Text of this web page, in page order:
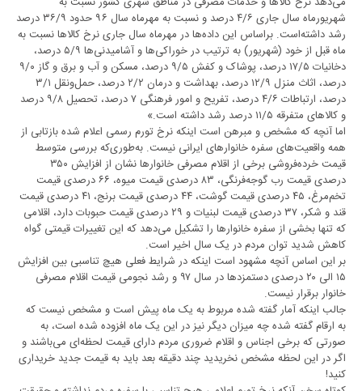
شهریورماه سال جاری ۴/۶ درصد و نسبت به مهرماه سال ۹۶ حدود ۳۶/۹ درصد
رشد داشته‌است. براساس این داده‌ها در مهرماه سال جاری نرخ کالاها نسبت به
ماه قبل از خود (شهریور) به ترتیب در خوراکی‌ها و آشامیدنی‌ها ۵/۹ درصد،
دخانیات ۱۷/۵ درصد، پوشاک و کفش ۹/۵ درصد، مسکن و آب و برق و گاز ۹/۰
درصد، اثاث منزل ۱۲/۹ درصد، بهداشت و درمان ۲/۲ درصد، حمل‌ونقل ۳/۱
درصد، ارتباطات ۴/۶ درصد، تفریح و امور فرهنگی ۷ درصد، تحصیل ۹/۸ درصد
و کالاهای متفرقه ۱۱/۵ درصد رشد داشته ‌است.»
اما آنچه که مشخص و مبرهن است اینکه نرخ تورم رسمی اعلام شده بازتابی از
همه واقعیت‌های سفره خانوارهای ایرانی نیست. به‌طوری‌که بررسی متوسط
قیمت خرده‌فروشی برخی از اقلام مصرفی خانوارها نشان از افزایش ۳۵۰
درصدی قیمت رب گوجه‌فرنگی، ۸۳ درصدی قیمت میوه، ۶۶ درصدی قیمت
تخم‌مرغ، ۴۵ درصدی قیمت گوشت، ۴۴ درصدی قیمت برنج، ۴۱ درصدی قیمت
قند و شکر، ۳۷ درصدی قیمت لبنیات و ۲۹ درصدی قیمت حبوبات دارد، اقلامی
که تنها بخشی از سفره خانوارها را تشکیل می‌دهد که این تغییرات قیمتی گواه
کاهش شدید توان مردم در یک سال اخیر است.
بر این اساس آنچه مشهود است اینکه در شرایط فعلی هیچ تناسبی بین افزایش
۱۵ الی ۲۰ درصدی دستمزدها در سال ۹۷ و رشد نجومی قیمت اقلام مصرفی
خانوار برقرار نیست.
جالب اینکه آمار گفته شده مربوط به یک ماه پیش است و مشخص نیست که
به ارقام گفته شده چه میزان دیگر نیز در این یک ماه افزوده شده است، به
صورتی که برخی اجناس و اقلام ضروری مردم دارای قیمت لحظه‌ای می‌باشند و
اگر در این لحظه مشخص نخریدید چند دقیقه بعد باید به قیمت جدید خریداری
کنید!